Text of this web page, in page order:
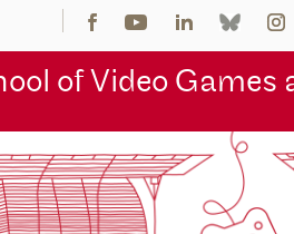
of Video